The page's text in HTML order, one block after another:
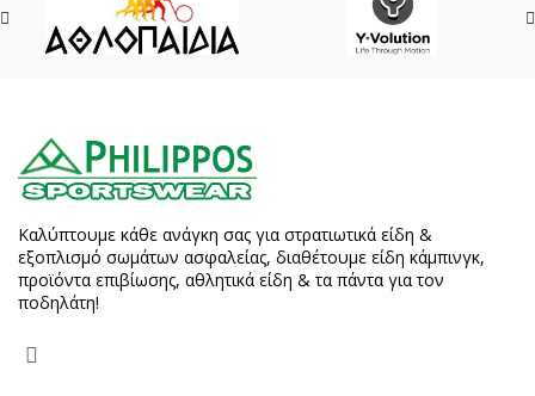
Καλύπτουμε κάθε ανάγκη σας για στρατιωτικά είδη &
εξοπλισμό σωμάτων ασφαλείας, διαθέτουμε είδη κάμπινγκ,
προϊόντα επιβίωσης, αθλητικά είδη & τα πάντα για τον
ποδηλάτη!